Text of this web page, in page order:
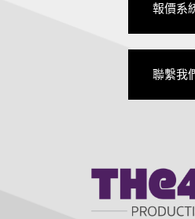
報價系
聯繫我